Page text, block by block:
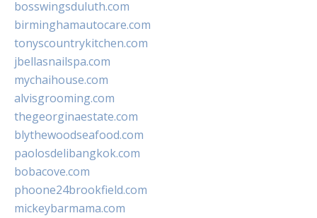
bosswingsduluth.com
birminghamautocare.com
tonyscountrykitchen.com
jbellasnailspa.com
mychaihouse.com
alvisgrooming.com
thegeorginaestate.com
blythewoodseafood.com
paolosdelibangkok.com
bobacove.com
phoone24brookfield.com
mickeybarmama.com